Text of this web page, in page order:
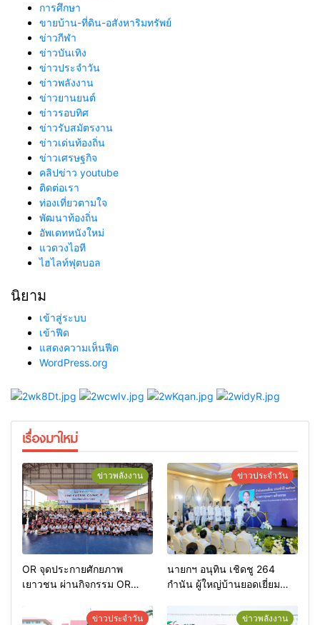
การศึกษา
ขายบ้าน-ที่ดิน-อสังหาริมทรัพย์
ข่าวกีฬา
ข่าวบันเทิง
ข่าวประจำวัน
ข่าวพลังงาน
ข่าวยานยนต์
ข่าวรอบทิศ
ข่าวรับสมัตรงาน
ข่าวเด่นท้องถิ่น
ข่าวเศรษฐกิจ
คลิปข่าว youtube
ติดต่อเรา
ท่องเที่ยวตามใจ
พัฒนาท้องถิ่น
อัพเดทหนังใหม่
แวดวงไอที
ไฮไลท์ฟุตบอล
นิยาม
เข้าสู่ระบบ
เข้าฟีด
แสดงความเห็นฟีด
WordPress.org
เรื่องมาใหม่
ข่าวพลังงาน
OR จุดประกายศักยภาพ
เยาวชน ผ่านกิจกรรม OR
ข่าวประจำวัน
นายกฯ อนุทิน เชิดชู 264
กำนัน ผู้ใหญ่บ้านยอดเยี่ยม
เกียรติยศแห่งการเสียสละ”
ข่าวประจำวัน ข่าวพลังงาน